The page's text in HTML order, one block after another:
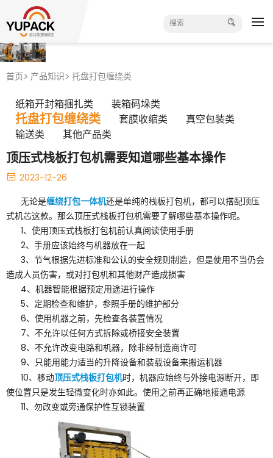
首页 产品知识 托盘打包缠绕类
纸箱开封箱捆扎类 装箱码垛类
托盘打包缠绕类 套膜收缩类
真空包装类
输送类
其他产品类
顶压式栈板打包机需要知道哪些基本操作
2023-12-26
无论是缠绕打包一体机还是单纯的栈板打包机，都可以搭配顶压
式机芯这款。那么顶压式栈板打包机需要了解哪些基本操作呢。
1、使用顶压式栈板打包机前认真阅读使用手册
2、手册应该始终与机器放在一起
3、节气根据先进标准和公认的安全规则制造，但是使用不当仍会
造成人员伤害，或对打包机和其他财产造成损害
4、机器智能根据预定用途进行操作
5、定期检查和维护，参照手册的维护部分
6、使用机器之前，先检查各装置情况
7、不允许以任何方式拆除或桥接安全装置
8、不允许改变电路和机器，除非经制造商许可
9、只能用能力适当的升降设备和装载设备来搬运机器
10、移动顶压式栈板打包机时，机器应始终与外接电源断开，即
使位置只是发生轻微变化时亦如此。使用之前再正确地接通电源
11、勿改变或旁通保护性互锁装置